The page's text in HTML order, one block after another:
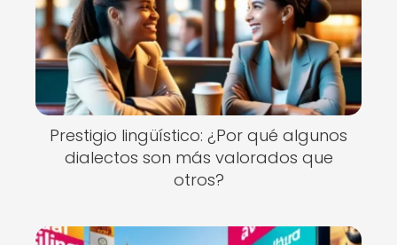
Prestigio lingüístico: ¿Por qué algunos
dialectos son más valorados que
otros?